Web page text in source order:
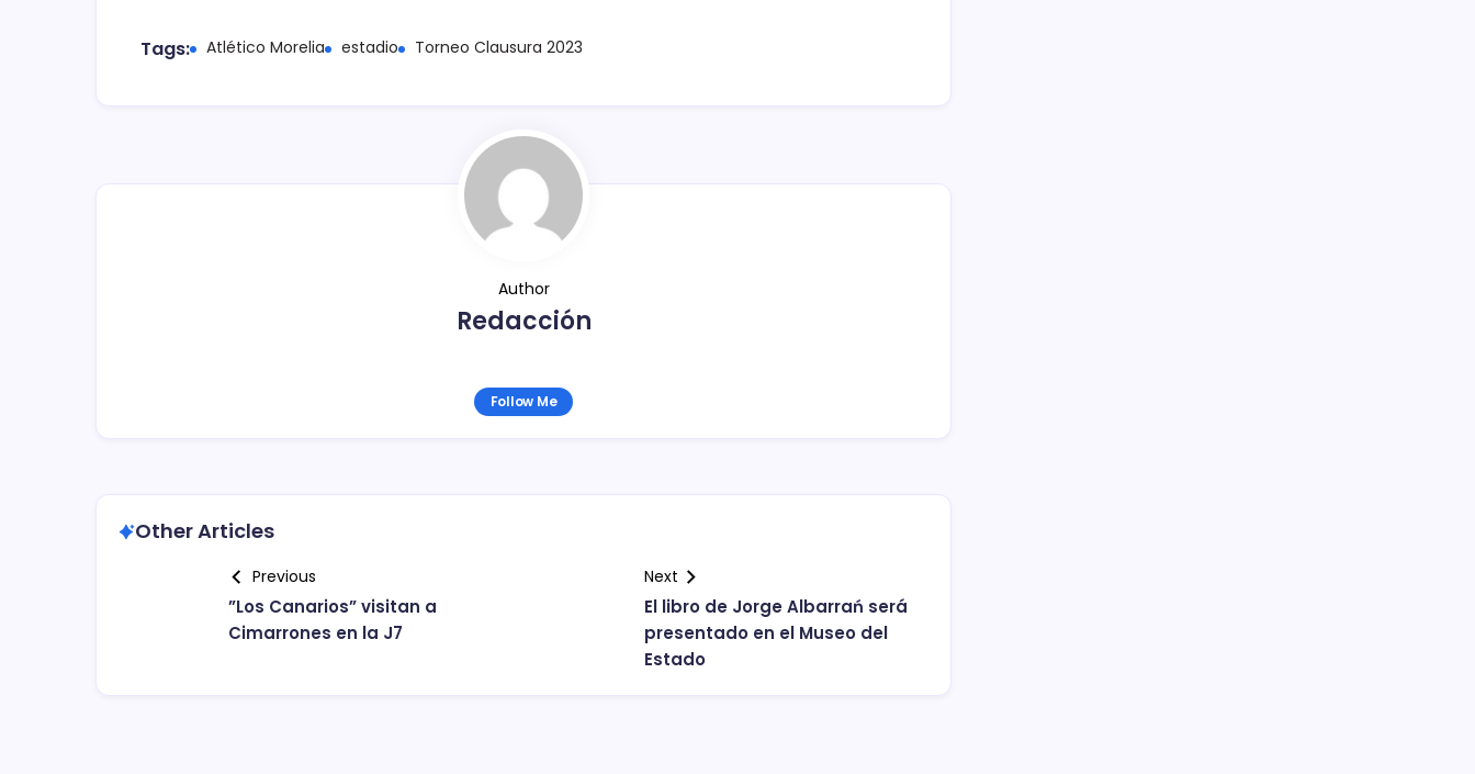
c itt ai m
Tags: Atlético Morelia estadio Torneo Clausura 2023
Author
Redacción
Follow Me
Other Articles
Previous
”Los Canarios” visitan a
Cimarrones en la J7
Next
El libro de Jorge Albarrań será
presentado en el Museo del
Estado